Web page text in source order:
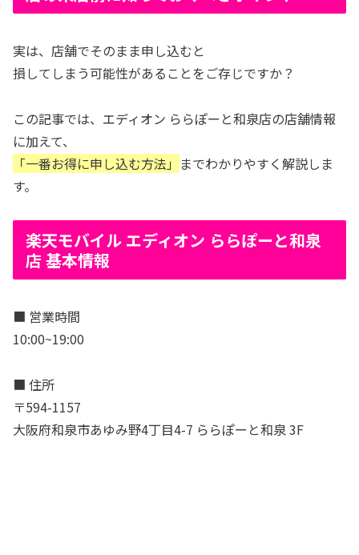
実は、店舗でそのまま申し込むと
損してしまう可能性があることをご存じですか？
この記事では、エディオン ららぽーと和泉店の店舗情報
に加えて、
「一番お得に申し込む方法」 までわかりやすく解説しま
す。
楽天モバイル エディオン ららぽーと和泉
店 基本情報
■ 営業時間
10:00~19:00
■ 住所
〒594-1157
大阪府和泉市あゆみ野4丁目4-7 ららぽーと和泉 3F